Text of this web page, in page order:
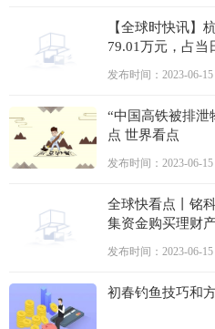
【全球时快讯】
79.01万元，占当
发布时间：2023-06-15
“中国高铁被排泄
点 世界看点
发布时间：2023-06-15
全球快看点丨铭
集资金购买理财
发布时间：2023-06-15
初春钓鱼技巧和